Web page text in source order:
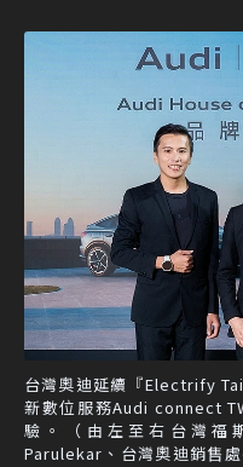
台灣奧迪延續『Electrify
新數位服務Audi connect
驗。（由左至右台灣福
Parulekar、台灣奧迪銷售